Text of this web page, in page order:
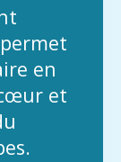
en
et